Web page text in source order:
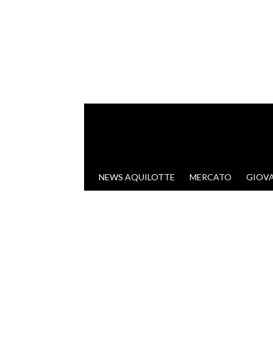
VAI AL CONTENUTO
NEWS AQUILOTTE MERCATO